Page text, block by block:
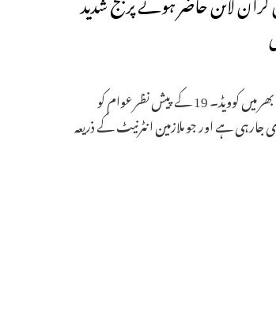
جے پور(راجستھان): ملک بھر میں کوویڈ۔ 19 کے پیش نظر عوام کو
ہے اور جو ملازمین انٹرنیٹ کے ذریعہ